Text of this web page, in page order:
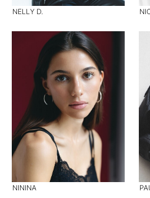
NELLY D.
NININA